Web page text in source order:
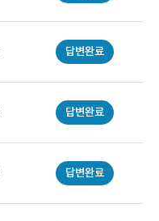
답변완료
답변완료
답변완료